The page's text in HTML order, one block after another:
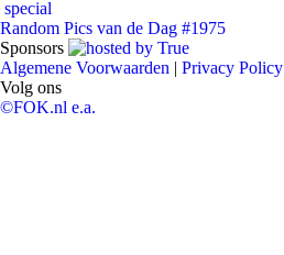
special
Random Pics van de Dag #1975
Sponsors
Algemene Voorwaarden | Privacy Policy
Volg ons
©FOK.nl e.a.